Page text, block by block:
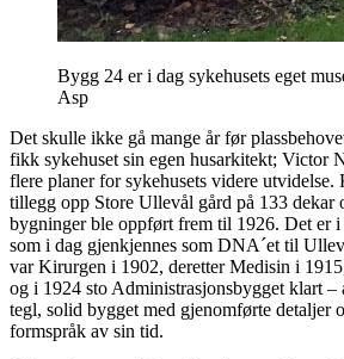
Bygg 24 er i dag sykehusets eget
Asp
Det skulle ikke gå mange år før
fikk sykehuset sin egen husarkitekt; Victor
flere planer for sykehusets videre
tillegg opp Store Ullevål gård på 133 dekar
bygninger ble oppført frem til 1926. Det er i
som i dag gjenkjennes som DNA´et til
var Kirurgen i 1902, deretter Medisin i
og i 1924 sto Administrasjonsbygget klart
tegl, solid bygget med gjenomførte detaljer
formspråk av sin tid.